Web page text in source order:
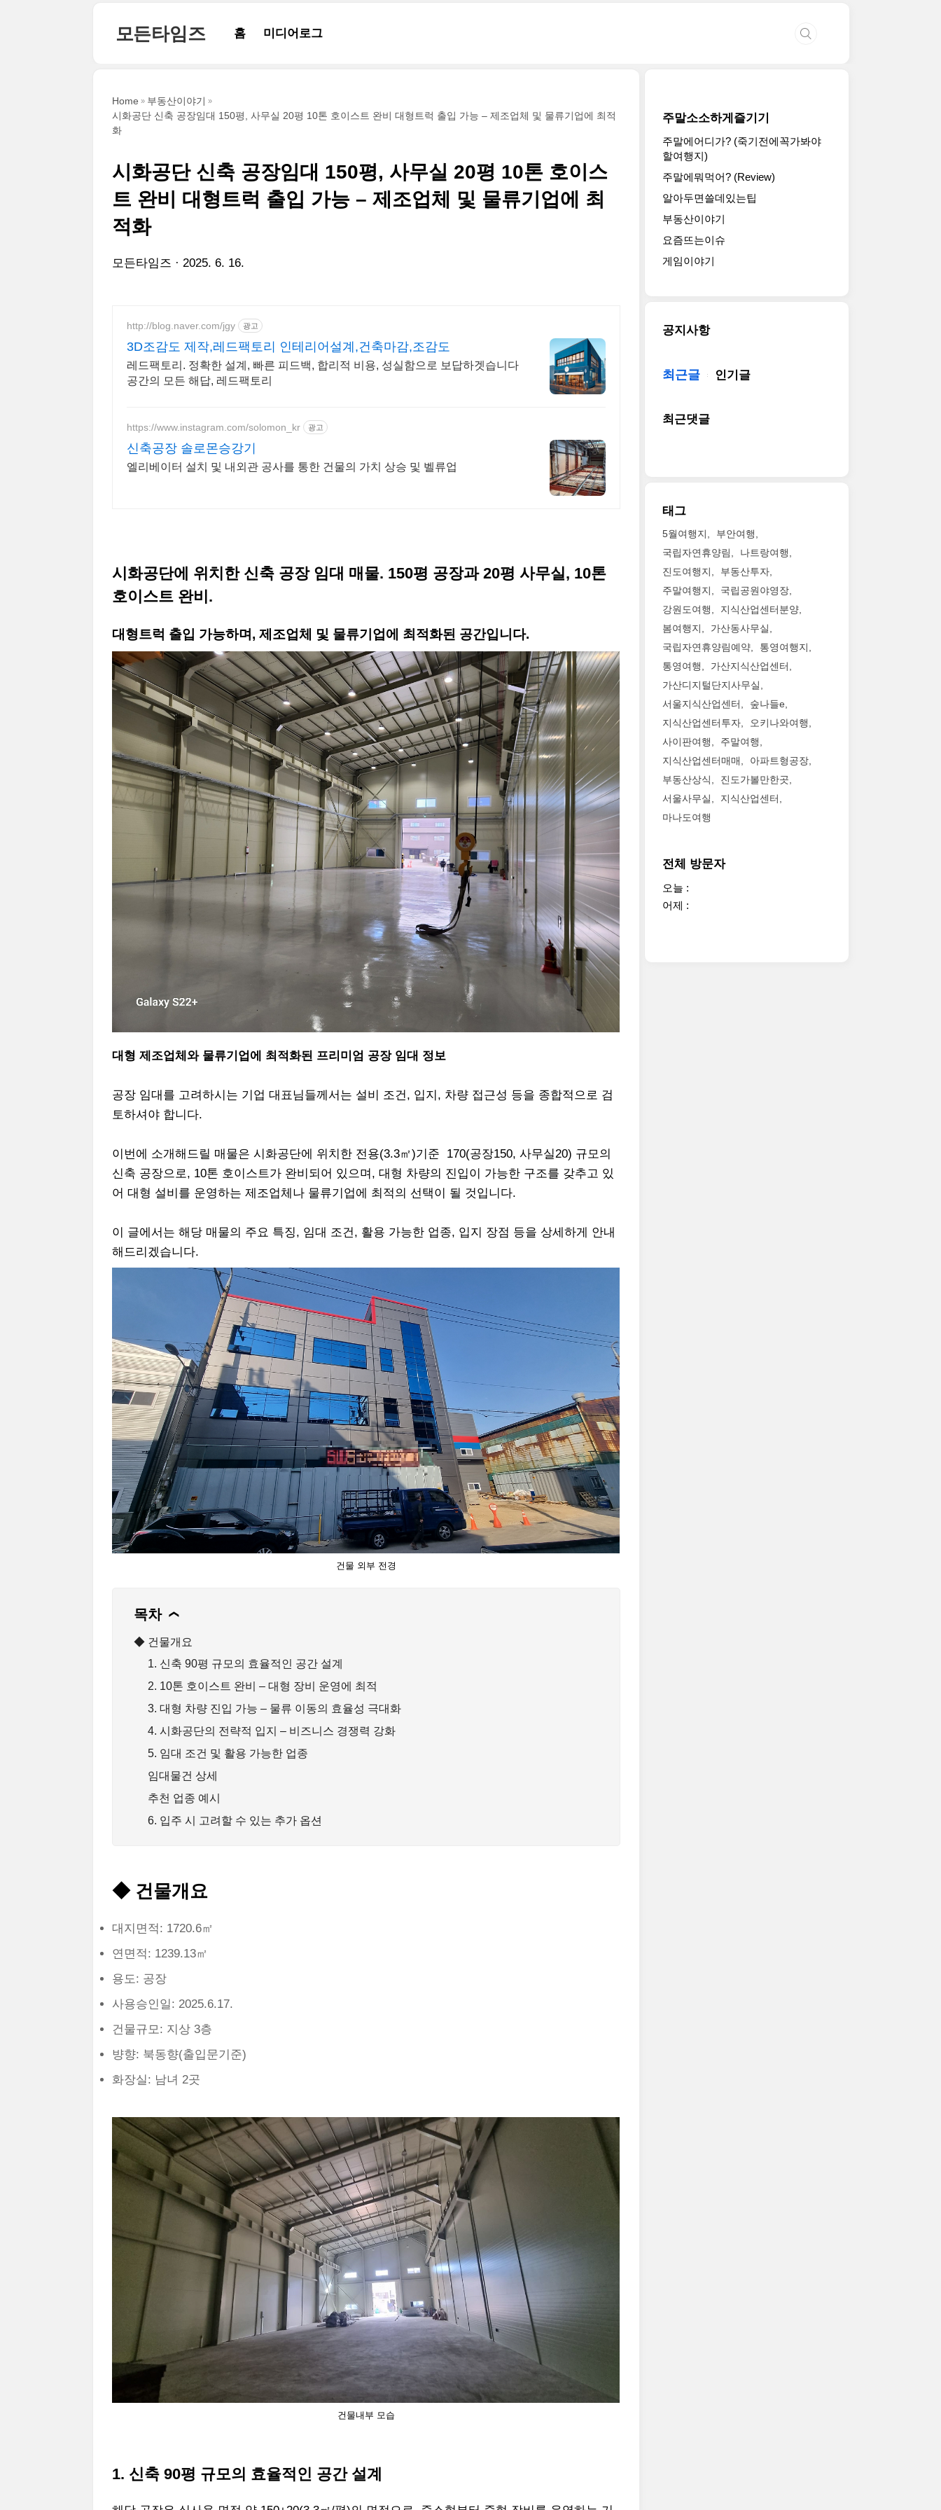
모든타임즈 홈 미디어로그
Home
부동산이야기
시화공단 신축 공장임대 150평, 사무실 20평 10톤 호이스트 완비 대형트럭 출입 가능 – 제조업체 및 물류기업에 최적
화
시화공단 신축 공장임대 150평, 사무실 20평 10톤 호이스
트 완비 대형트럭 출입 가능 – 제조업체 및 물류기업에 최
적화
모든타임즈 2025. 6. 16.
http://blog.naver.com/jgy 광고
3D조감도 제작,레드팩토리 인테리어설계,건축마감,조감도
레드팩토리. 정확한 설계, 빠른 피드백, 합리적 비용, 성실함으로 보답하겟습니다
공간의 모든 해답, 레드팩토리
https://www.instagram.com/solomon_kr 광고
신축공장 솔로몬승강기
엘리베이터 설치 및 내외관 공사를 통한 건물의 가치 상승 및 벨류업
시화공단에 위치한 신축 공장 임대 매물. 150평 공장과 20평 사무실, 10톤
호이스트 완비.
대형트럭 출입 가능하며, 제조업체 및 물류기업에 최적화된 공간입니다.
대형 제조업체와 물류기업에 최적화된 프리미엄 공장 임대 정보
공장 임대를 고려하시는 기업 대표님들께서는 설비 조건, 입지, 차량 접근성 등을 종합적으로 검
토하셔야 합니다.
이번에 소개해드릴 매물은 시화공단에 위치한 전용(3.3㎡)기준 170(공장150, 사무실20) 규모의
신축 공장으로, 10톤 호이스트가 완비되어 있으며, 대형 차량의 진입이 가능한 구조를 갖추고 있
어 대형 설비를 운영하는 제조업체나 물류기업에 최적의 선택이 될 것입니다.
이 글에서는 해당 매물의 주요 특징, 임대 조건, 활용 가능한 업종, 입지 장점 등을 상세하게 안내
해드리겠습니다.
건물 외부 전경
목차 ❯
◆ 건물개요
1. 신축 90평 규모의 효율적인 공간 설계
2. 10톤 호이스트 완비 – 대형 장비 운영에 최적
3. 대형 차량 진입 가능 – 물류 이동의 효율성 극대화
4. 시화공단의 전략적 입지 – 비즈니스 경쟁력 강화
5. 임대 조건 및 활용 가능한 업종
임대물건 상세
추천 업종 예시
6. 입주 시 고려할 수 있는 추가 옵션
◆ 건물개요
대지면적: 1720.6㎡
연면적: 1239.13㎡
용도: 공장
사용승인일: 2025.6.17.
건물규모: 지상 3층
뱡향: 북동향(출입문기준)
화장실: 남녀 2곳
건물내부 모습
1. 신축 90평 규모의 효율적인 공간 설계
주말소소하게즐기기
주말에어디가? (죽기전에꼭가봐야
할여행지)
주말에뭐먹어? (Review)
알아두면쓸데있는팁
부동산이야기
요즘뜨는이슈
게임이야기
공지사항
최근글 인기글
최근댓글
태그
5월여행지
부안여행
국립자연휴양림
나트랑여행
진도여행지
부동산투자
주말여행지
국립공원야영장
강원도여행
지식산업센터분양
봄여행지
가산동사무실
국립자연휴양림예약
통영여행지
통영여행
가산지식산업센터
가산디지털단지사무실
서울지식산업센터
숲나들e
지식산업센터투자
오키나와여행
사이판여행
주말여행
지식산업센터매매
아파트형공장
부동산상식
진도가볼만한곳
서울사무실
지식산업센터
마나도여행
전체 방문자
오늘 :
어제 :